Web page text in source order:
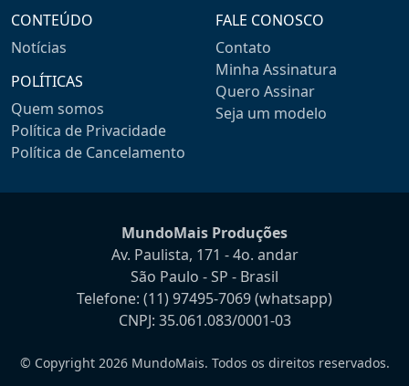
CONTEÚDO
Notícias
POLÍTICAS
Quem somos
Política de Privacidade
Política de Cancelamento
FALE CONOSCO
Contato
Minha Assinatura
Quero Assinar
Seja um modelo
MundoMais Produções
Av. Paulista, 171 - 4o. andar
São Paulo - SP - Brasil
Telefone: (11) 97495-7069(whatsapp)
CNPJ: 35.061.083/0001-03
© Copyright 2026 MundoMais. Todos os direitos reservados.